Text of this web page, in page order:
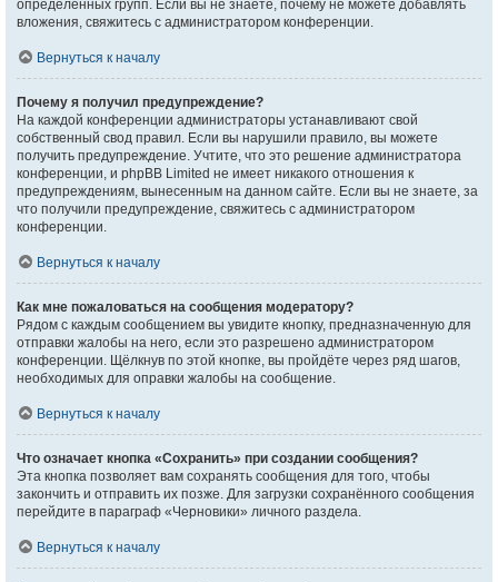
определённых групп. Если вы не знаете, почему не можете добавлять
вложения, свяжитесь с администратором конференции.
Вернуться к началу
Почему я получил предупреждение?
На каждой конференции администраторы устанавливают свой
собственный свод правил. Если вы нарушили правило, вы можете
получить предупреждение. Учтите, что это решение администратора
конференции, и phpBB Limited не имеет никакого отношения к
предупреждениям, вынесенным на данном сайте. Если вы не знаете, за
что получили предупреждение, свяжитесь с администратором
конференции.
Вернуться к началу
Как мне пожаловаться на сообщения модератору?
Рядом с каждым сообщением вы увидите кнопку, предназначенную для
отправки жалобы на него, если это разрешено администратором
конференции. Щёлкнув по этой кнопке, вы пройдёте через ряд шагов,
необходимых для оправки жалобы на сообщение.
Вернуться к началу
Что означает кнопка «Сохранить» при создании сообщения?
Эта кнопка позволяет вам сохранять сообщения для того, чтобы
закончить и отправить их позже. Для загрузки сохранённого сообщения
перейдите в параграф «Черновики» личного раздела.
Вернуться к началу